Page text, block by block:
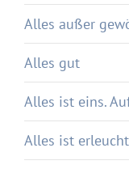
Alles außer
Alles gut
Alles ist eins.
Alles ist